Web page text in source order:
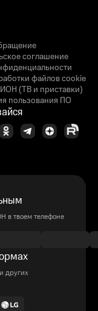
соглашение
файлов cookie
(ТВ и приставки)
пользования ПО
в твоем телефоне
других